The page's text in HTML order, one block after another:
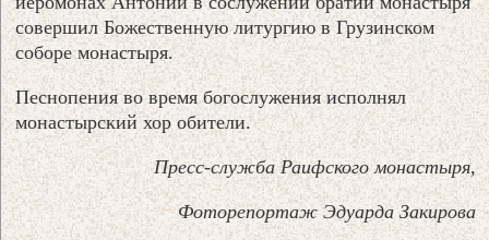
совершил Божественную литургию в Грузинском
соборе монастыря.
Песнопения во время богослужения исполнял
монастырский хор обители.
Пресс-служба Раифского монастыря,
Фоторепортаж Эдуарда Закирова